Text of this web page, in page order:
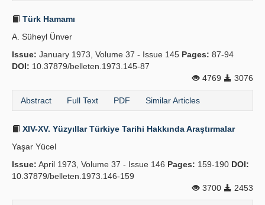
Türk Hamamı
A. Süheyl Ünver
Issue: January 1973, Volume 37 - Issue 145 Pages: 87-94
DOI: 10.37879/belleten.1973.145-87
4769
3076
Abstract Full Text PDF Similar Articles
XIV-XV. Yüzyıllar Türkiye Tarihi Hakkında Araştırmalar
Yaşar Yücel
Issue: April 1973, Volume 37 - Issue 146 Pages: 159-190 DOI:
10.37879/belleten.1973.146-159
3700
2453